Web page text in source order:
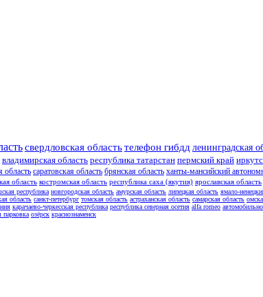
свердловская областьтелефон гибдд ленинградская
владимирская область республика татарстан пермский край
область саратовская область брянская область ханты-мансийский
область костромская область республика саха (якутия) ярославская область
республика новгородская область амурская область липецкая область ямало-
область санкт-петербург томская область астраханская область самарская область
карачаево-черкесская республика республика северная осетия alfa romeo
парковка озёрск краснознаменск